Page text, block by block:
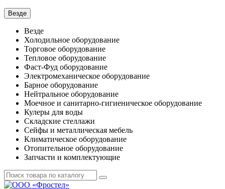
Везде
Везде
Холодильное оборудование
Торговое оборудование
Тепловое оборудование
Фаст-Фуд оборудование
Электромеханическое оборудование
Барное оборудование
Нейтральное оборудование
Моечное и санитарно-гигиеническое оборудование
Кулеры для воды
Складские стеллажи
Сейфы и металлическая мебель
Климатическое оборудование
Отопительное оборудование
Запчасти и комплектующие